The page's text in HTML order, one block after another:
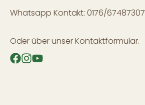
Whatsapp Kontakt: 0176/67487307
Oder über unserKontaktformular.